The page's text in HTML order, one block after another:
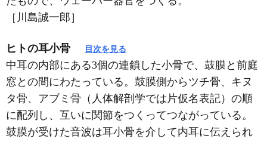
［川島誠一郎］
ヒトの耳小骨 目次を見る
中耳の内部にある3個の連鎖した小骨で、鼓膜と前庭
窓との間にわたっている。鼓膜側からツチ骨、キヌ
タ骨、アブミ骨（人体解剖学では片仮名表記）の順
に配列し、互いに関節をつくってつながっている。
鼓膜が受けた音波は耳小骨を介して内耳に伝えられ